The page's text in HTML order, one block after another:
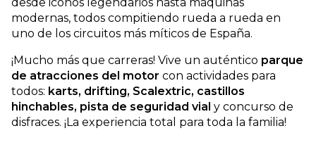
modernas, todos compitiendo rueda a rueda en
uno de los circuitos más míticos de España.
¡Mucho más que carreras! Vive un auténtico parque
de atracciones del motor con actividades para
todos: karts, drifting, Scalextric, castillos
hinchables, pista de seguridad vial y concurso de
disfraces. ¡La experiencia total para toda la familia!